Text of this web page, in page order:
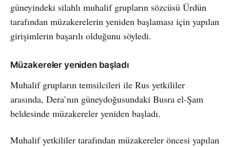
güneyindeki silahlı muhalif grupların sözcüsü Ürdün
tarafından müzakerelerin yeniden başlaması için yapılan
girişimlerin başarılı olduğunu söyledi.
Müzakereler yeniden başladı
Muhalif grupların temsilcileri ile Rus yetkililer
arasında, Dera’nın güneydoğusundaki Busra el-Şam
beldesinde müzakereler yeniden başladı.
Muhalif yetkililer tarafından müzakereler öncesi yapılan